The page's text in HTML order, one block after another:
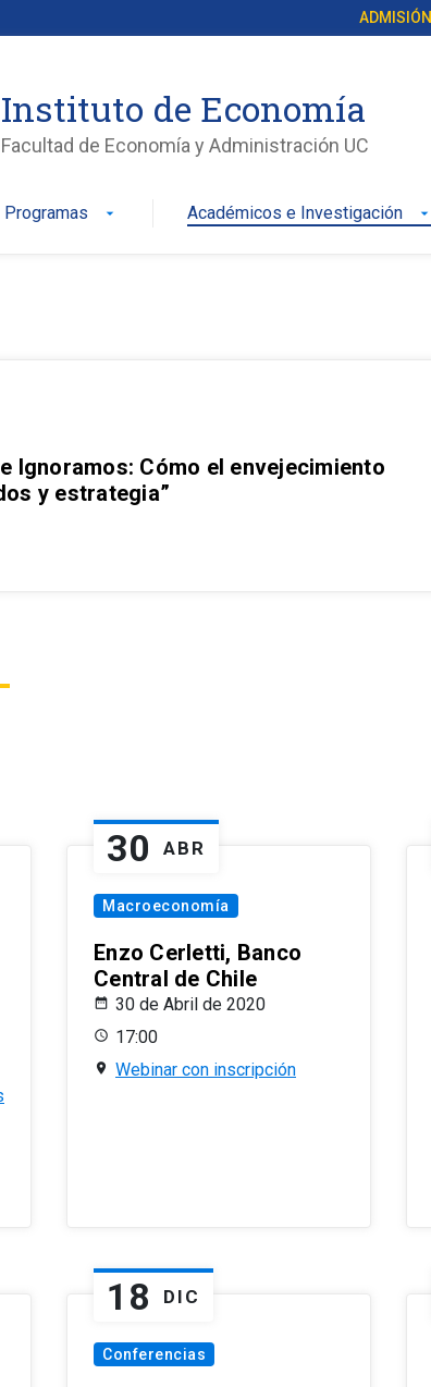
ADMISIÓN
Instituto de Economía
Facultad de Economía y Administración UC
Programas arrow_drop_down Académicos e Investigación arrow_drop_down
Ignoramos: Cómo el envejecimiento
y estrategia”
30 ABR
Macroeconomía
Enzo Cerletti, Banco
Central de Chile
30 de Abril de 2020
17:00
Webinar con inscripción
18 DIC
Conferencias